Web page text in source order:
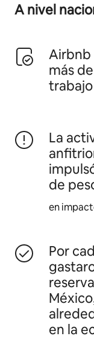
A nivel
Airbnb
más
La
de
en
Por
en la